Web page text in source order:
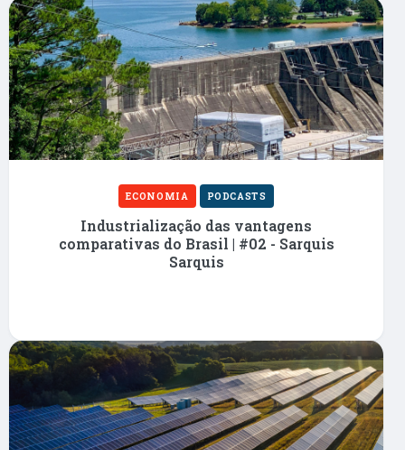
ECONOMIA PODCASTS
Industrialização das vantagens
comparativas do Brasil | #02 - Sarquis
Sarquis